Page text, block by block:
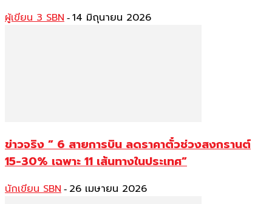
ผู้เขียน 3 SBN - 14 มิถุนายน 2026
ข่าวจริง ” 6 สายการบิน ลดราคาตั๋วช่วงสงกรานต์
15-30% เฉพาะ 11 เส้นทางในประเทศ”
นักเขียน SBN - 26 เมษายน 2026